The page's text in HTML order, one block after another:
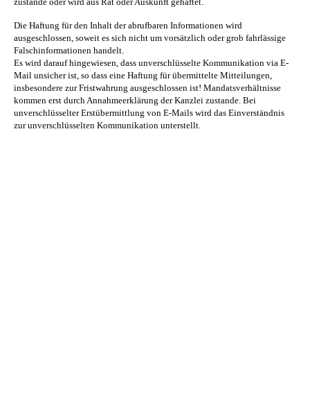
Die Haftung für den Inhalt der abrufbaren Informationen wird
ausgeschlossen, soweit es sich nicht um vorsätzlich oder grob fahrlässige
Falschinformationen handelt.
Es wird darauf hingewiesen, dass unverschlüsselte Kommunikation via E-
Mail unsicher ist, so dass eine Haftung für übermittelte Mitteilungen,
insbesondere zur Fristwahrung ausgeschlossen ist! Mandatsverhältnisse
kommen erst durch Annahmeerklärung der Kanzlei zustande. Bei
unverschlüsselter Erstübermittlung von E-Mails wird das Einverständnis
zur unverschlüsselten Kommunikation unterstellt.